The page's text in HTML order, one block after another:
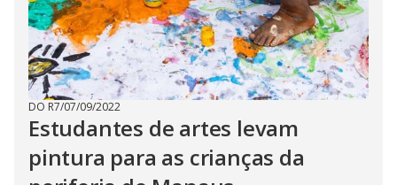
DO R7/07/09/2022
Estudantes de artes levam
pintura para as crianças da